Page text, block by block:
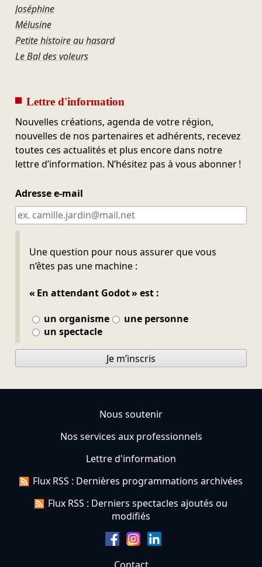
Joséphine
Mélusine
Petite histoire au hasard
Le Bal des voleurs
Lettre d'information
Nouvelles créations, agenda de votre région,
nouvelles de nos partenaires et adhérents, recevez
toutes ces actualités et plus encore dans notre
lettre d’information. N’hésitez pas à vous abonner !
Adresse e-mail
Une question pour nous assurer que vous
n’êtes pas une machine :
« En attendant Godot » est :
un organisme
une personne
un spectacle
Ne pas remplir
Je m’inscris
Nous soutenir
Nos services aux professionnels
Lettre d'information
Flux RSS : Dernières programmations archivées
Flux RSS : Derniers spectacles ajoutés ou
modifiés
Contact